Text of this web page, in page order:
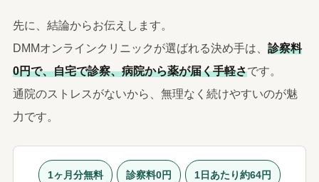
先に、結論からお伝えします。
DMMオンラインクリニックが選ばれる決め手は、 診察料
0円で、自宅で診察、病院から薬が届く手軽さです。
通院のストレスがないから、無理なく続けやすいのが魅
力です。
1ヶ月分無料 診察料0円 1日あたり約64円